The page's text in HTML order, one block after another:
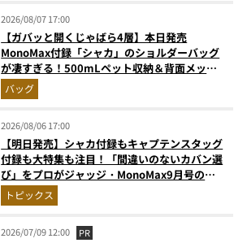
2026/08/07 17:00
【ガバッと開くじゃばら4層】本日発売
MonoMax付録「シャカ」のショルダーバッグ
が凄すぎる！500mLペット収納＆背面メッシ
ュでベタつかない
バッグ
2026/08/06 17:00
【明日発売】シャカ付録もキャプテンスタッグ
付録も大特集も注目！「間違いのないカバン選
び」をプロがジャッジ・MonoMax9月号の目
次を公開
トピックス
2026/07/09 12:00 PR